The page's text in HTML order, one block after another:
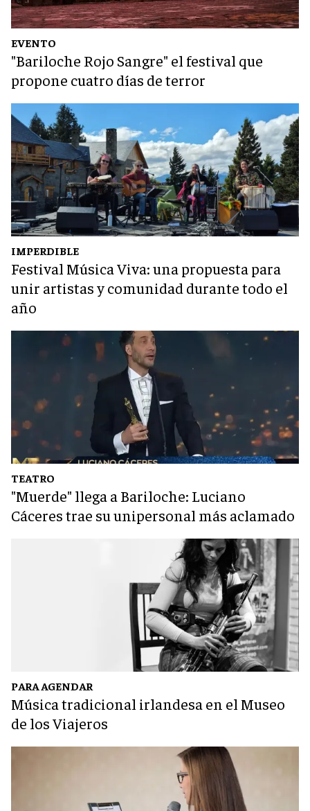
EVENTO
"Bariloche Rojo Sangre" el festival que
propone cuatro días de terror
IMPERDIBLE
Festival Música Viva: una propuesta para
unir artistas y comunidad durante todo el
año
TEATRO
"Muerde" llega a Bariloche: Luciano
Cáceres trae su unipersonal más aclamado
PARA AGENDAR
Música tradicional irlandesa en el Museo
de los Viajeros